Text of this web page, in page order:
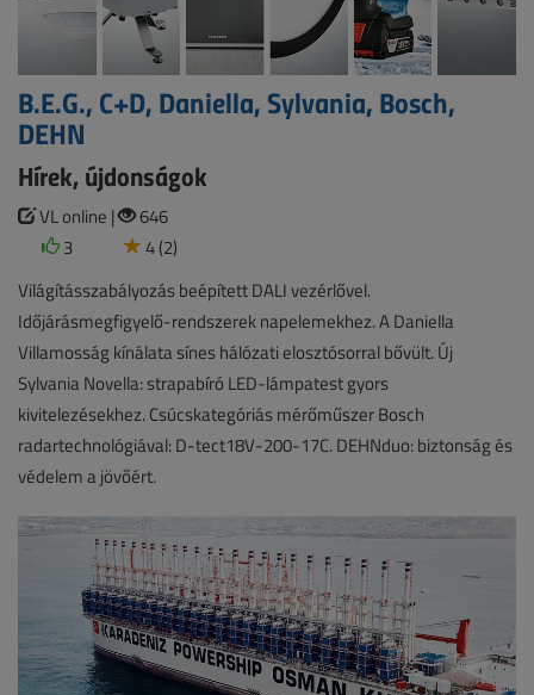
B.E.G., C+D, Daniella, Sylvania, Bosch,
DEHN
Hírek, újdonságok
VL online |
646
3
4 (2)
Világításszabályozás beépített DALI vezérlővel.
Időjárásmegfigyelő-rendszerek napelemekhez. A Daniella
Villamosság kínálata sínes hálózati elosztósorral bővült. Új
Sylvania Novella: strapabíró LED-lámpatest gyors
kivitelezésekhez. Csúcskategóriás mérőműszer Bosch
radartechnológiával: D-tect18V-200-17C. DEHNduo: biztonság és
védelem a jövőért.